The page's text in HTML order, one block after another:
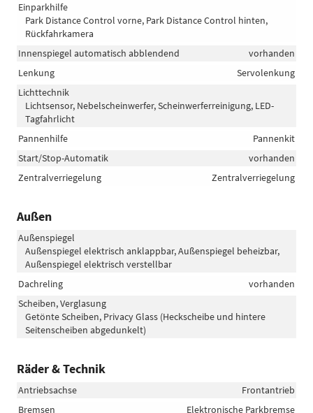
Einparkhilfe
Park Distance Control vorne, Park Distance Control hinten,
Rückfahrkamera
Innenspiegel automatisch abblendend
vorhanden
Lenkung
Servolenkung
Lichttechnik
Lichtsensor, Nebelscheinwerfer, Scheinwerferreinigung, LED-
Tagfahrlicht
Pannenhilfe
Pannenkit
Start/Stop-Automatik
vorhanden
Zentralverriegelung
Zentralverriegelung
Außen
Außenspiegel
Außenspiegel elektrisch anklappbar, Außenspiegel beheizbar,
Außenspiegel elektrisch verstellbar
Dachreling
vorhanden
Scheiben, Verglasung
Getönte Scheiben, Privacy Glass (Heckscheibe und hintere
Seitenscheiben abgedunkelt)
Räder & Technik
Antriebsachse
Frontantrieb
Bremsen
Elektronische Parkbremse